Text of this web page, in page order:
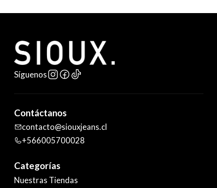
Síguenos
Contáctanos
contacto@siouxjeans.cl
+566005700028
Categorías
Nuestras Tiendas